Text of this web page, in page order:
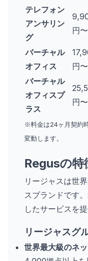
テレフォン
アンサリン
グ
円〜
バーチャル
オフィス
円〜
バーチャル
オフィスプ
ラス
円〜
※料金は24ヶ月契約
変動します。
Regusの特
リージャスは世
スブランドです
したサービスを提
リージャスグ
世界最大級のネ